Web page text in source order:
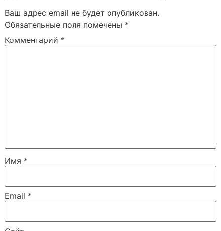
Ваш адрес email не будет опубликован.
Обязательные поля помечены *
Комментарий *
Имя *
Email *